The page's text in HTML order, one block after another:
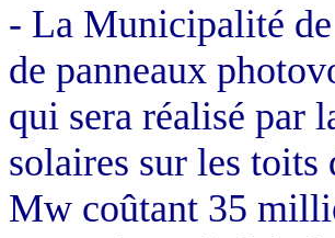
- La Municipalité
de panneaux
qui sera réalisé par
solaires sur les
Mw coûtant 35